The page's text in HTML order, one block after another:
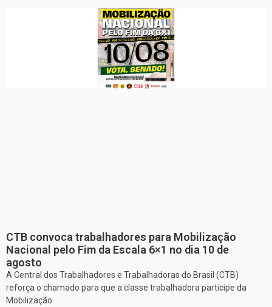
CTB convoca trabalhadores para Mobilização
Nacional pelo Fim da Escala 6×1 no dia 10 de
agosto
A Central dos Trabalhadores e Trabalhadoras do Brasil (CTB)
reforça o chamado para que a classe trabalhadora participe da
Mobilização